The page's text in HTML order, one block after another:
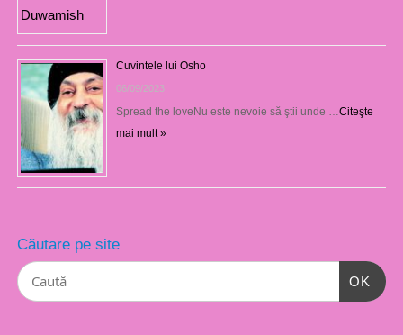
Cuvintele lui Osho
06/09/2023
Spread the loveNu este nevoie să ştii unde …Citeşte
mai mult »
Căutare pe site
OK